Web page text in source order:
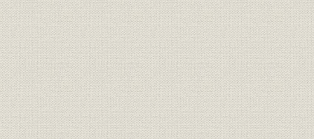
大陸での現地生産と販売網の完成
〈コラム〉中国で威名を誇った“ティーイーチィーヤオ(第一製薬)”
船堀工場の建設
〈コラム〉軍需で売れ行きが伸びた乳酸類
指定軍需工場として軍需用医薬品を生産